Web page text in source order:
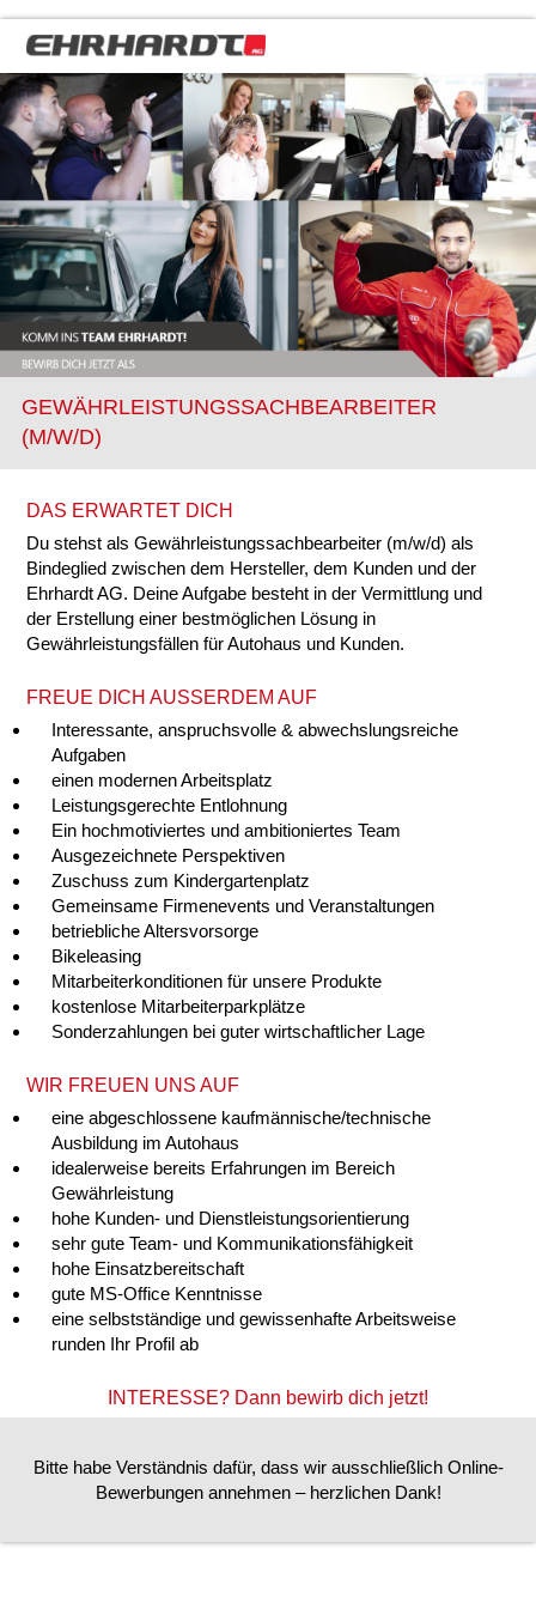
GEWÄHRLEISTUNGSSACHBEARBEITER
(M/W/D)
DAS ERWARTET DICH
Du stehst als Gewährleistungssachbearbeiter (m/w/d) als
Bindeglied zwischen dem Hersteller, dem Kunden und der
Ehrhardt AG. Deine Aufgabe besteht in der Vermittlung und
der Erstellung einer bestmöglichen Lösung in
Gewährleistungsfällen für Autohaus und Kunden.
FREUE DICH AUSSERDEM AUF
Interessante, anspruchsvolle & abwechslungsreiche
Aufgaben
einen modernen Arbeitsplatz
Leistungsgerechte Entlohnung
Ein hochmotiviertes und ambitioniertes Team
Ausgezeichnete Perspektiven
Zuschuss zum Kindergartenplatz
Gemeinsame Firmenevents und Veranstaltungen
betriebliche Altersvorsorge
Bikeleasing
Mitarbeiterkonditionen für unsere Produkte
kostenlose Mitarbeiterparkplätze
Sonderzahlungen bei guter wirtschaftlicher Lage
WIR FREUEN UNS AUF
eine abgeschlossene kaufmännische/technische
Ausbildung im Autohaus
idealerweise bereits Erfahrungen im Bereich
Gewährleistung
hohe Kunden- und Dienstleistungsorientierung
sehr gute Team- und Kommunikationsfähigkeit
hohe Einsatzbereitschaft
gute MS-Office Kenntnisse
eine selbstständige und gewissenhafte Arbeitsweise
runden Ihr Profil ab
INTERESSE? Dann bewirb dich jetzt!
Bitte habe Verständnis dafür, dass wir ausschließlich Online-
Bewerbungen annehmen – herzlichen Dank!